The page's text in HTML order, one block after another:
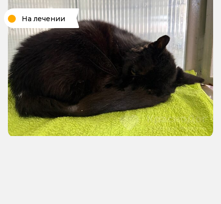
На лечении